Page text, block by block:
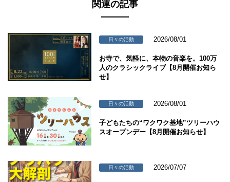
関連の記事
日々の活動 2026/08/01
お寺で、気軽に、本物の音楽を。100万
人のクラシックライブ【8月開催お知ら
せ】
日々の活動 2026/08/01
子どもたちの“ワクワク基地”ツリーハウ
スオープンデー【8月開催お知らせ】
日々の活動 2026/07/07